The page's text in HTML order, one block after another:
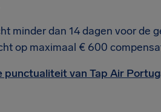
minder dan 14 dagen voor de
op maximaal € 600
punctualiteit van Tap Air